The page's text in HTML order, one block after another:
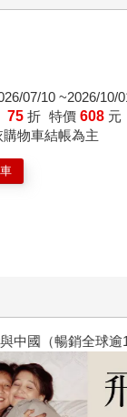
07/10 ~2026/10/
75 折 特價 608 元
物車結帳為主
中國（暢銷全球